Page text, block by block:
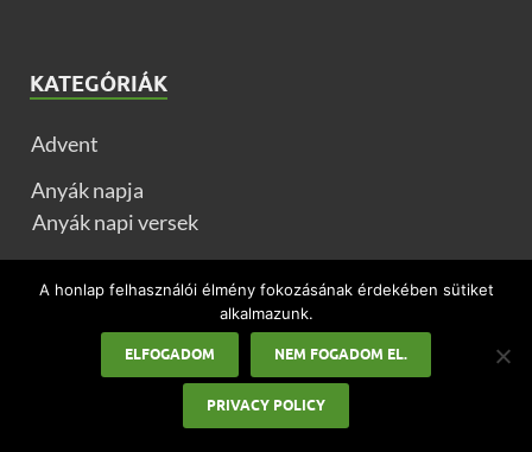
KATEGÓRIÁK
Advent
Anyák napja
Anyák napi versek
Egyéb ünnepek
A honlap felhasználói élmény fokozásának érdekében sütiket
alkalmazunk.
ELFOGADOM NEM FOGADOM EL.
PRIVACY POLICY